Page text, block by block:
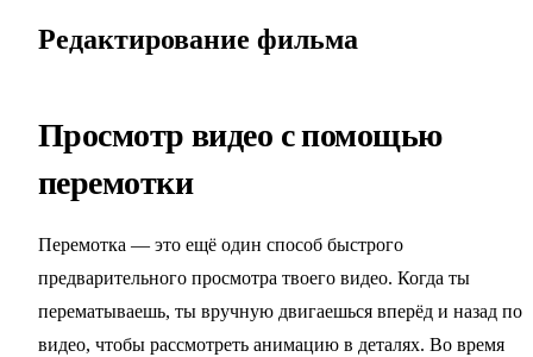
Редактирование фильма
Просмотр видео с помощью
перемотки
Перемотка — это ещё один способ быстрого
предварительного просмотра твоего видео. Когда ты
перематываешь, ты вручную двигаешься вперёд и назад по
видео, чтобы рассмотреть анимацию в деталях. Во время